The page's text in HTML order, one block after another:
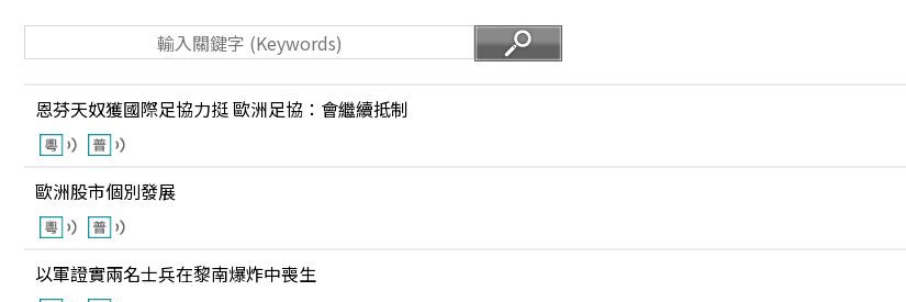
恩芬天奴獲國際足協力挺 歐洲足協：會繼續抵制
歐洲股市個別發展
以軍證實兩名士兵在黎南爆炸中喪生